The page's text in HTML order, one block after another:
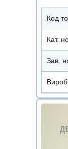
Код
Кат.
Зав.